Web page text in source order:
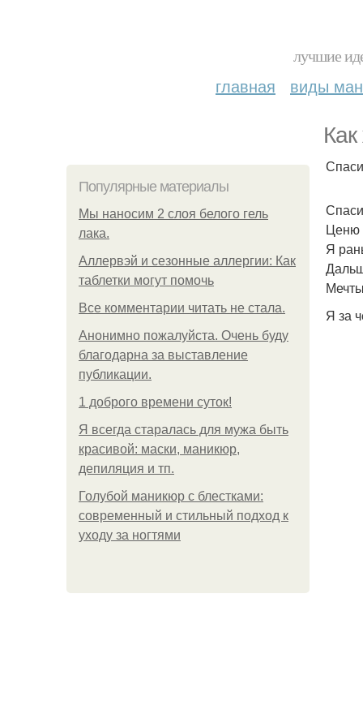
лучшие
главная виды
Популярные материалы
Мы наносим 2 слоя белого гель
лака.
Аллервэй и сезонные аллергии: Как
таблетки могут помочь
Все комментарии читать не стала.
Анонимно пожалуйста. Очень буду
благодарна за выставление
публикации.
1 доброго времени суток!
Я всегда старалась для мужа быть
красивой: маски, маникюр,
депиляция и тп.
Голубой маникюр с блестками:
современный и стильный подход к
уходу за ногтями
Ценю
Я
Я за